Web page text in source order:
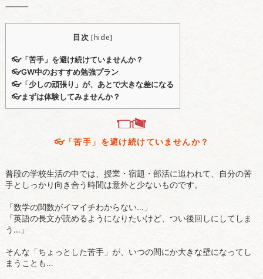
⸻
目次 [hide]
👓️「苦手」を避け続けていませんか？
👓️GW中のおすすめ勉強プラン
👓️「少しの頑張り」が、あとで大きな差になる
👓️まずは体験してみませんか？
👓️「苦手」を避け続けていませんか？
普段の学校生活の中では、授業・宿題・部活に追われて、自分の苦
手としっかり向き合う時間は意外と少ないものです。
「数学の関数がイマイチわからない…」
「英語の長文が読めるようになりたいけど、つい後回しにしてしま
う…」
そんな「ちょっとした苦手」が、いつの間にか大きな壁になってし
まうことも…